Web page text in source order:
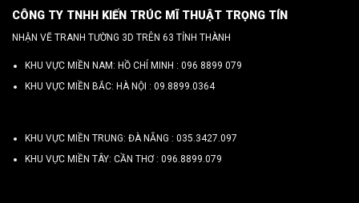
CÔNG TY TNHH KIẾN TRÚC MĨ THUẬT TRỌNG TÍN
NHẬN VẼ TRANH TƯỜNG 3D TRÊN 63 TỈNH THÀNH
KHU VỰC MIỀN NAM: HỒ CHÍ MINH : 096 8899 079
KHU VỰC MIỀN BẮC: HÀ NỘI : 09.8899.0364
KHU VỰC MIỀN TRUNG: ĐÀ NẴNG : 035.3427.097
KHU VỰC MIỀN TÂY: CẦN THƠ : 096.8899.079